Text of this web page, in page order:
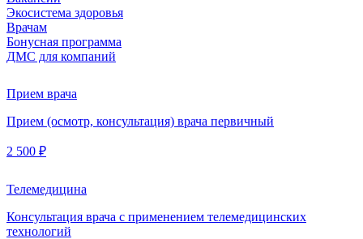
Экосистема здоровья
Врачам
Бонусная программа
ДМС для компаний
Прием врача
Прием (осмотр, консультация) врача первичный
2 500 ₽
Телемедицина
Консультация врача с применением телемедицинских
технологий